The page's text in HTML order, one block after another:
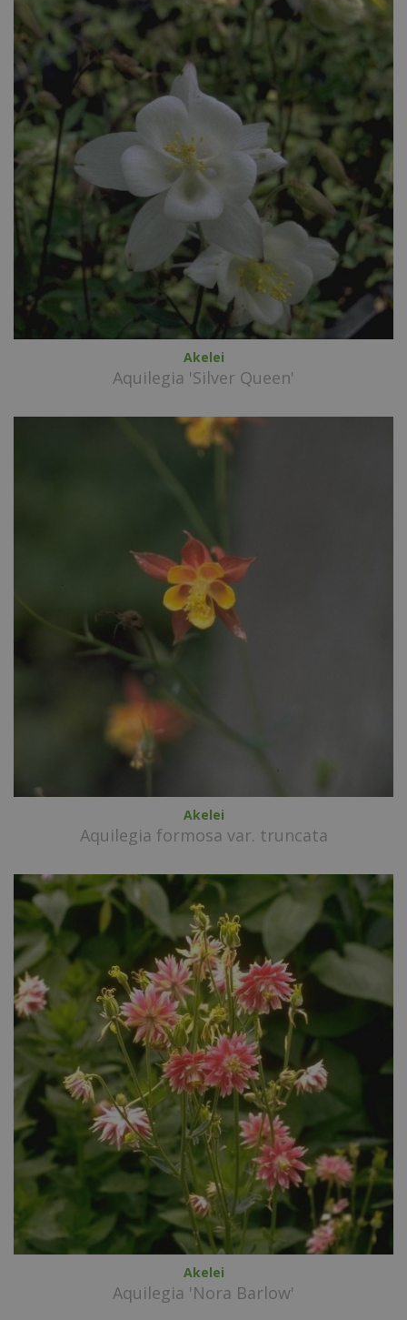
Akelei
Aquilegia 'Silver Queen'
Akelei
Aquilegia formosa var. truncata
Akelei
Aquilegia 'Nora Barlow'